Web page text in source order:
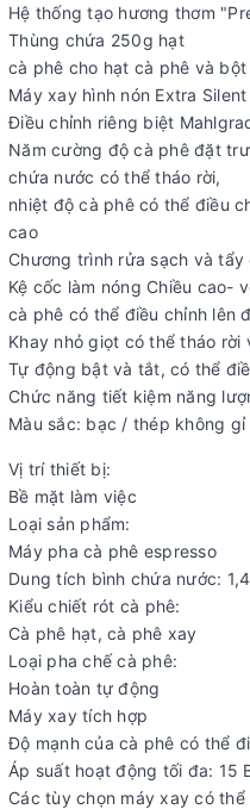
Hệ thống tạo hương thơm
Thùng chứa 250g hạt
cà phê cho hạt cà phê và
Máy xay hình nón Extra Silent
Điều chỉnh riêng biệt
Năm cường độ cà phê đặt
chứa nước có thể tháo rời,
nhiệt độ cà phê có thể điều
cao
Chương trình rửa sạch và
Kệ cốc làm nóng Chiều cao-
cà phê có thể điều chỉnh lên
Khay nhỏ giọt có thể tháo rời
Tự động bật và tắt, có thể
Chức năng tiết kiệm năng
Màu sắc: bạc / thép không gỉ
Vị trí thiết bị:
Bề mặt làm việc
Loại sản phẩm:
Máy pha cà phê espresso
Dung tích bình chứa nước:
Kiểu chiết rót cà phê:
Cà phê hạt, cà phê xay
Loại pha chế cà phê:
Hoàn toàn tự động
Máy xay tích hợp
Độ mạnh của cà phê có thể
Áp suất hoạt động tối đa: 15
Các tùy chọn máy xay có